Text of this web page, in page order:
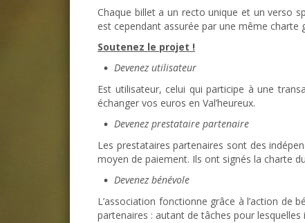
Chaque billet a un recto unique et un verso
est cependant assurée par une même charte
Soutenez le projet !
Devenez utilisateur
Est utilisateur, celui qui participe à une
échanger vos euros en Val’heureux.
Devenez prestataire partenaire
Les prestataires partenaires sont des
moyen de paiement. Ils ont signés la charte
Devenez bénévole
L’association fonctionne grâce à l’action de
partenaires : autant de tâches pour lesquelles